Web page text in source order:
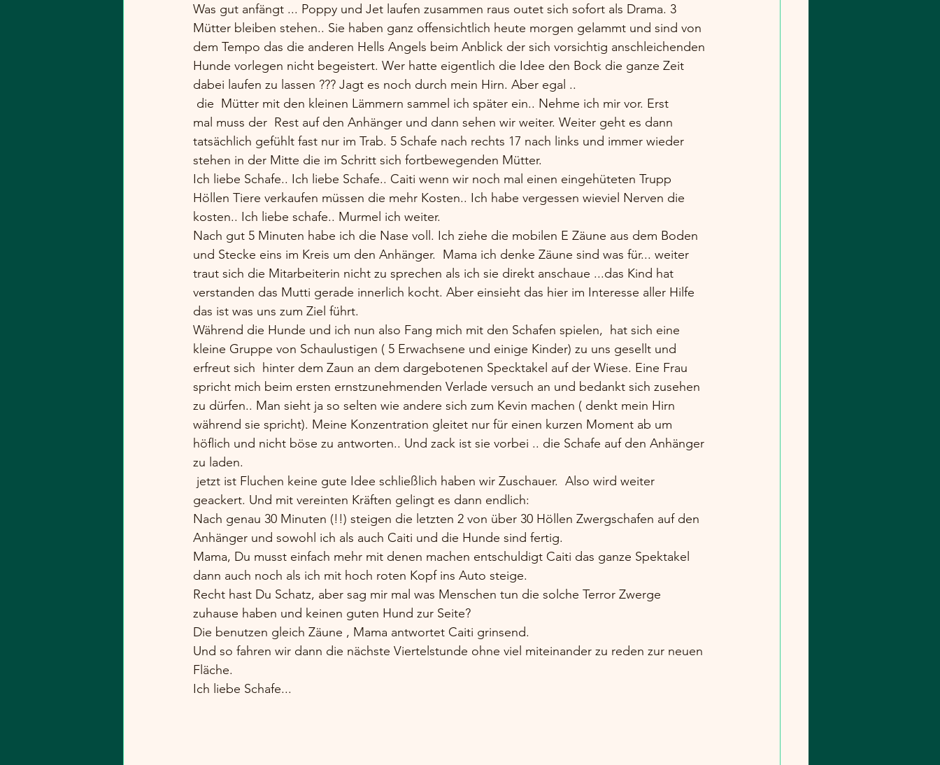
Was gut anfängt ... Poppy und Jet laufen zusammen raus outet sich sofort als Drama. 3
Mütter bleiben stehen.. Sie haben ganz offensichtlich heute morgen gelammt und sind von
dem Tempo das die anderen Hells Angels beim Anblick der sich vorsichtig anschleichenden
Hunde vorlegen nicht begeistert. Wer hatte eigentlich die Idee den Bock die ganze Zeit
dabei laufen zu lassen ??? Jagt es noch durch mein Hirn. Aber egal ..
die  Mütter mit den kleinen Lämmern sammel ich später ein.. Nehme ich mir vor. Erst
mal muss der  Rest auf den Anhänger und dann sehen wir weiter. Weiter geht es dann
tatsächlich gefühlt fast nur im Trab. 5 Schafe nach rechts 17 nach links und immer wieder
stehen in der Mitte die im Schritt sich fortbewegenden Mütter.
Ich liebe Schafe.. Ich liebe Schafe.. Caiti wenn wir noch mal einen eingehüteten Trupp
Höllen Tiere verkaufen müssen die mehr Kosten.. Ich habe vergessen wieviel Nerven die
kosten.. Ich liebe schafe.. Murmel ich weiter.
Nach gut 5 Minuten habe ich die Nase voll. Ich ziehe die mobilen E Zäune aus dem Boden
und Stecke eins im Kreis um den Anhänger.  Mama ich denke Zäune sind was für... weiter
traut sich die Mitarbeiterin nicht zu sprechen als ich sie direkt anschaue ...das Kind hat
verstanden das Mutti gerade innerlich kocht. Aber einsieht das hier im Interesse aller Hilfe
das ist was uns zum Ziel führt.
Während die Hunde und ich nun also Fang mich mit den Schafen spielen,  hat sich eine
kleine Gruppe von Schaulustigen ( 5 Erwachsene und einige Kinder) zu uns gesellt und
erfreut sich  hinter dem Zaun an dem dargebotenen Specktakel auf der Wiese. Eine Frau
spricht mich beim ersten ernstzunehmenden Verlade versuch an und bedankt sich zusehen
zu dürfen.. Man sieht ja so selten wie andere sich zum Kevin machen ( denkt mein Hirn
während sie spricht). Meine Konzentration gleitet nur für einen kurzen Moment ab um
höflich und nicht böse zu antworten.. Und zack ist sie vorbei .. die Schafe auf den Anhänger
zu laden.
jetzt ist Fluchen keine gute Idee schließlich haben wir Zuschauer.  Also wird weiter
geackert. Und mit vereinten Kräften gelingt es dann endlich:
Nach genau 30 Minuten (!!) steigen die letzten 2 von über 30 Höllen Zwergschafen auf den
Anhänger und sowohl ich als auch Caiti und die Hunde sind fertig.
Mama, Du musst einfach mehr mit denen machen entschuldigt Caiti das ganze Spektakel
dann auch noch als ich mit hoch roten Kopf ins Auto steige.
Recht hast Du Schatz, aber sag mir mal was Menschen tun die solche Terror Zwerge
zuhause haben und keinen guten Hund zur Seite?
Die benutzen gleich Zäune , Mama antwortet Caiti grinsend.
Und so fahren wir dann die nächste Viertelstunde ohne viel miteinander zu reden zur neuen
Fläche.
Ich liebe Schafe...